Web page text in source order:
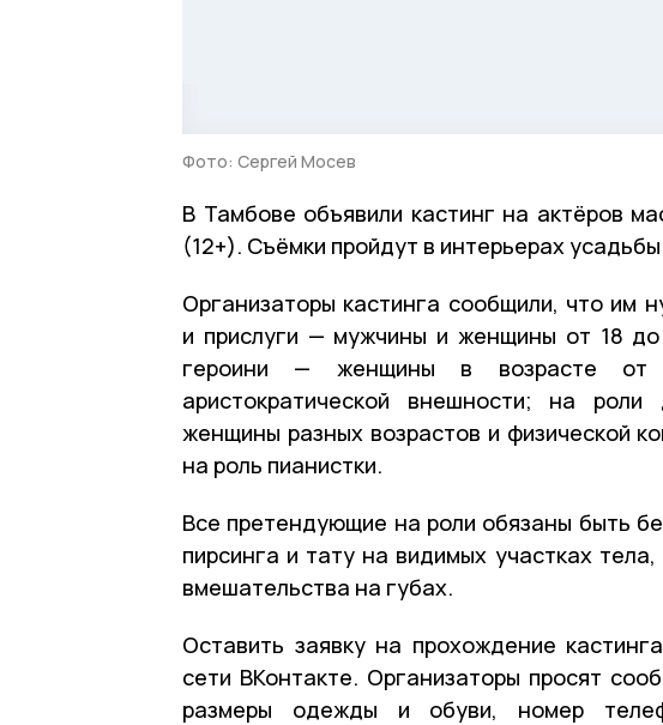
Фото: Сергей Мосев
В Тамбове объявили кастинг на актёров
(12+). Съёмки пройдут в интерьерах
Организаторы кастинга сообщили, что им
и прислуги — мужчины и женщины от 18
героини — женщины в возрасте
аристократической внешности; на
женщины разных возрастов и физической
на роль пианистки.
Все претендующие на роли обязаны быть
пирсинга и тату на видимых участках
вмешательства на губах.
Оставить заявку на прохождение
сети ВКонтакте. Организаторы просят
размеры одежды и обуви, номер